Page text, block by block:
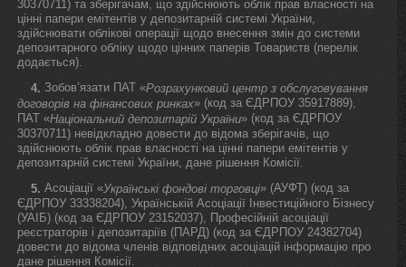
30370711) та зберігачам, що здійснюють облік прав власності на
цінні папери емітентів у депозитарній системі України,
здійснювати облікові операції щодо внесення змін до системи
депозитарного обліку щодо цінних паперів Товариств (перелік
додається).
4. Зобов’язати ПАТ «Розрахунковий центр з обслуговування
договорів на фінансових ринках» (код за ЄДРПОУ 35917889),
ПАТ «Національний депозитарій України» (код за ЄДРПОУ
30370711) невідкладно довести до відома зберігачів, що
здійснюють облік прав власності на цінні папери емітентів у
депозитарній системі України, дане рішення Комісії.
5. Асоціації «Українські фондові торговці» (АУФТ) (код за
ЄДРПОУ 33338204), Українській Асоціації Інвестиційного Бізнесу
(УАІБ) (код за ЄДРПОУ 23152037), Професійній асоціації
реєстраторів і депозитаріїв (ПАРД) (код за ЄДРПОУ 24382704)
довести до відома членів відповідних асоціацій інформацію про
дане рішення Комісії.